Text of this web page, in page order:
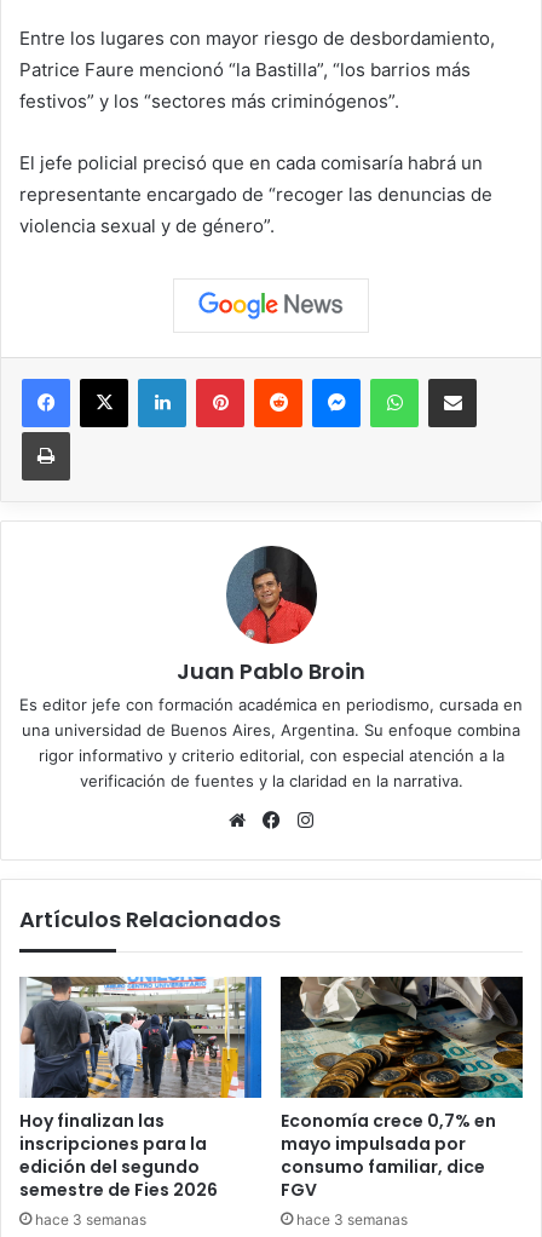
Entre los lugares con mayor riesgo de desbordamiento,
Patrice Faure mencionó “la Bastilla”, “los barrios más
festivos” y los “sectores más criminógenos”.
El jefe policial precisó que en cada comisaría habrá un
representante encargado de “recoger las denuncias de
violencia sexual y de género”.
Facebook
X LinkedInPinterestReddit MessengerWhatsAppCompartir vía correo
Imprimir
Juan Pablo Broin
Es editor jefe con formación académica en periodismo, cursada en
una universidad de Buenos Aires, Argentina. Su enfoque combina
rigor informativo y criterio editorial, con especial atención a la
verificación de fuentes y la claridad en la narrativa.
Sitio
Facebook
Artículos Relacionados
Hoy finalizan las
inscripciones para la
edición del segundo
semestre de Fies 2026
hace 3 semanas
Economía crece 0,7% en
mayo impulsada por
consumo familiar, dice
FGV
hace 3 semanas